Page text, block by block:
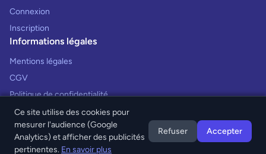
Connexion
Inscription
Informations légales
Mentions légales
CGV
Politique de confidentialité
© 2026 Interprétation des Rêves. Tous droits réservés.
Ce site utilise des cookies pour
mesurer l'audience (Google
Analytics) et afficher des publicités
pertinentes. En savoir plus
Refuser Accepter